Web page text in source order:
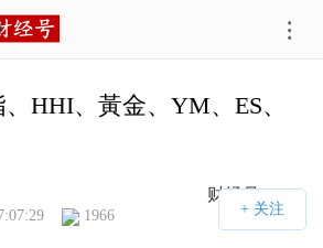
HHI、黃金、YM、ES、
财经号APP
1966